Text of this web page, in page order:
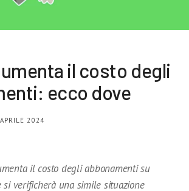
il costo degli
ecco dove
2024
il costo degli abbonamenti su
si verificherà una simile situazione